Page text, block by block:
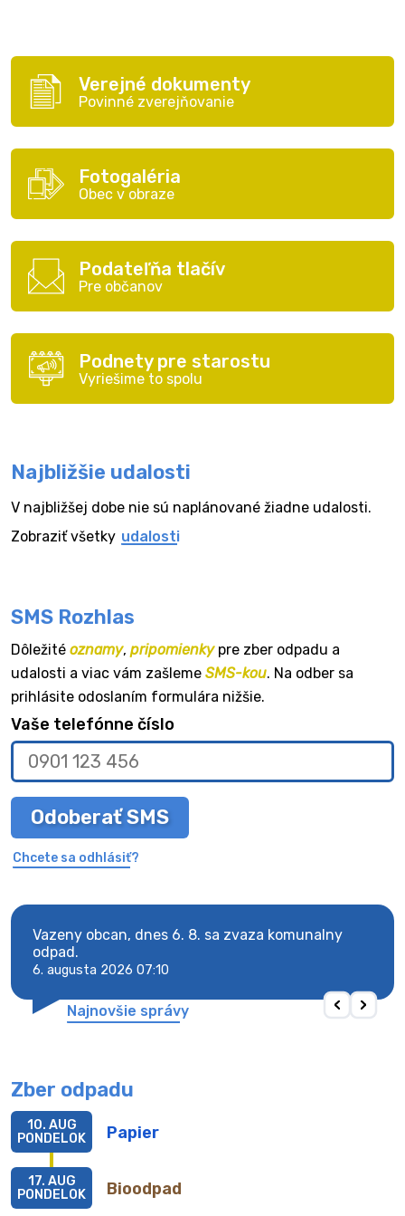
Verejné dokumenty
Povinné zverejňovanie
Fotogaléria
Obec v obraze
Podateľňa tlačív
Pre občanov
Podnety pre starostu
Vyriešime to spolu
Najbližšie udalosti
V najbližšej dobe nie sú naplánované žiadne udalosti.
Zobraziť všetky udalosti
SMS Rozhlas
Dôležité oznamy, pripomienkypre zber odpadu a
udalosti a viac vám zašleme SMS-kou. Na odber sa
prihlásite odoslaním formulára nižšie.
Vaše telefónne číslo
Odoberať SMS
Chcete sa odhlásiť?
Vazeny obcan, dnes 6. 8. sa zvaza komunalny
odpad.
6. augusta 2026 07:10
Najnovšie správy
Zber odpadu
Papier
10. AUG
PONDELOK
Bioodpad
17. AUG
PONDELOK